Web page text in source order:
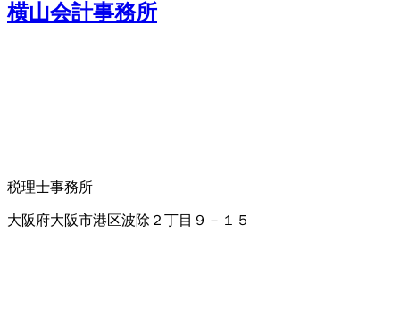
横山会計事務所
税理士事務所
大阪府大阪市港区波除２丁目９－１５